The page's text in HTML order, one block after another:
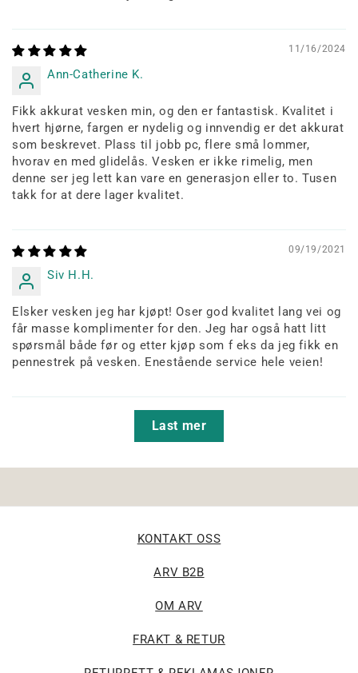
11/16/2024
Ann-Catherine K.
Fikk akkurat vesken min, og den er fantastisk. Kvalitet i
hvert hjørne, fargen er nydelig og innvendig er det akkurat
som beskrevet. Plass til jobb pc, flere små lommer,
hvorav en med glidelås. Vesken er ikke rimelig, men
denne ser jeg lett kan vare en generasjon eller to. Tusen
takk for at dere lager kvalitet.
09/19/2021
Siv H.H.
Elsker vesken jeg har kjøpt! Oser god kvalitet lang vei og
får masse komplimenter for den. Jeg har også hatt litt
spørsmål både før og etter kjøp som f eks da jeg fikk en
pennestrek på vesken. Enestående service hele veien!
Last mer
KONTAKT OSS
ARV B2B
OM ARV
FRAKT & RETUR